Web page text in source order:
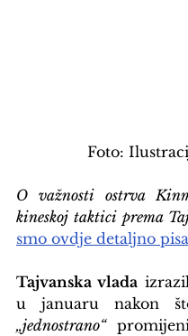
Foto:
O važnosti ostrva
kineskoj taktici prema
smo ovdje detaljno
Tajvanska vlada
„jednostrano“